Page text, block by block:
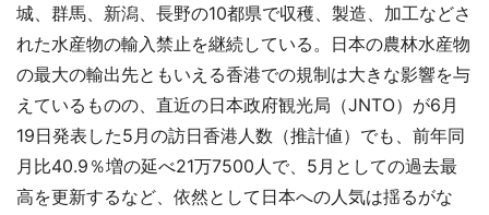
城、群馬、新潟、長野の10都県で収穫、製造、加工などさ
れた水産物の輸入禁止を継続している。日本の農林水産物
の最大の輸出先ともいえる香港での規制は大きな影響を与
えているものの、直近の日本政府観光局（JNTO）が6月
19日発表した5月の訪日香港人数（推計値）でも、前年同
月比40.9％増の延べ21万7500人で、5月としての過去最
高を更新するなど、依然として日本への人気は揺るがな